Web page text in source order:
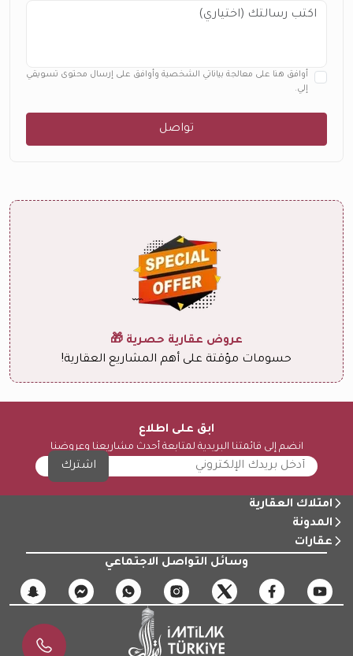
أوافق هنا على معالجة بياناتي الشخصية وأوافق على إرسال محتوى تسويقي
إلي.
تواصل
عروض عقارية حصرية 🎁
حسومات مؤقتة على أهم المشاريع العقارية!
ابق على اطلاع
انضم إلى قائمتنا البريدية لمتابعة أحدث مشاريعنا وعروضنا
اشترك
امتلاك العقارية
المدونة
عقارات
وسائل التواصل الاجتماعي